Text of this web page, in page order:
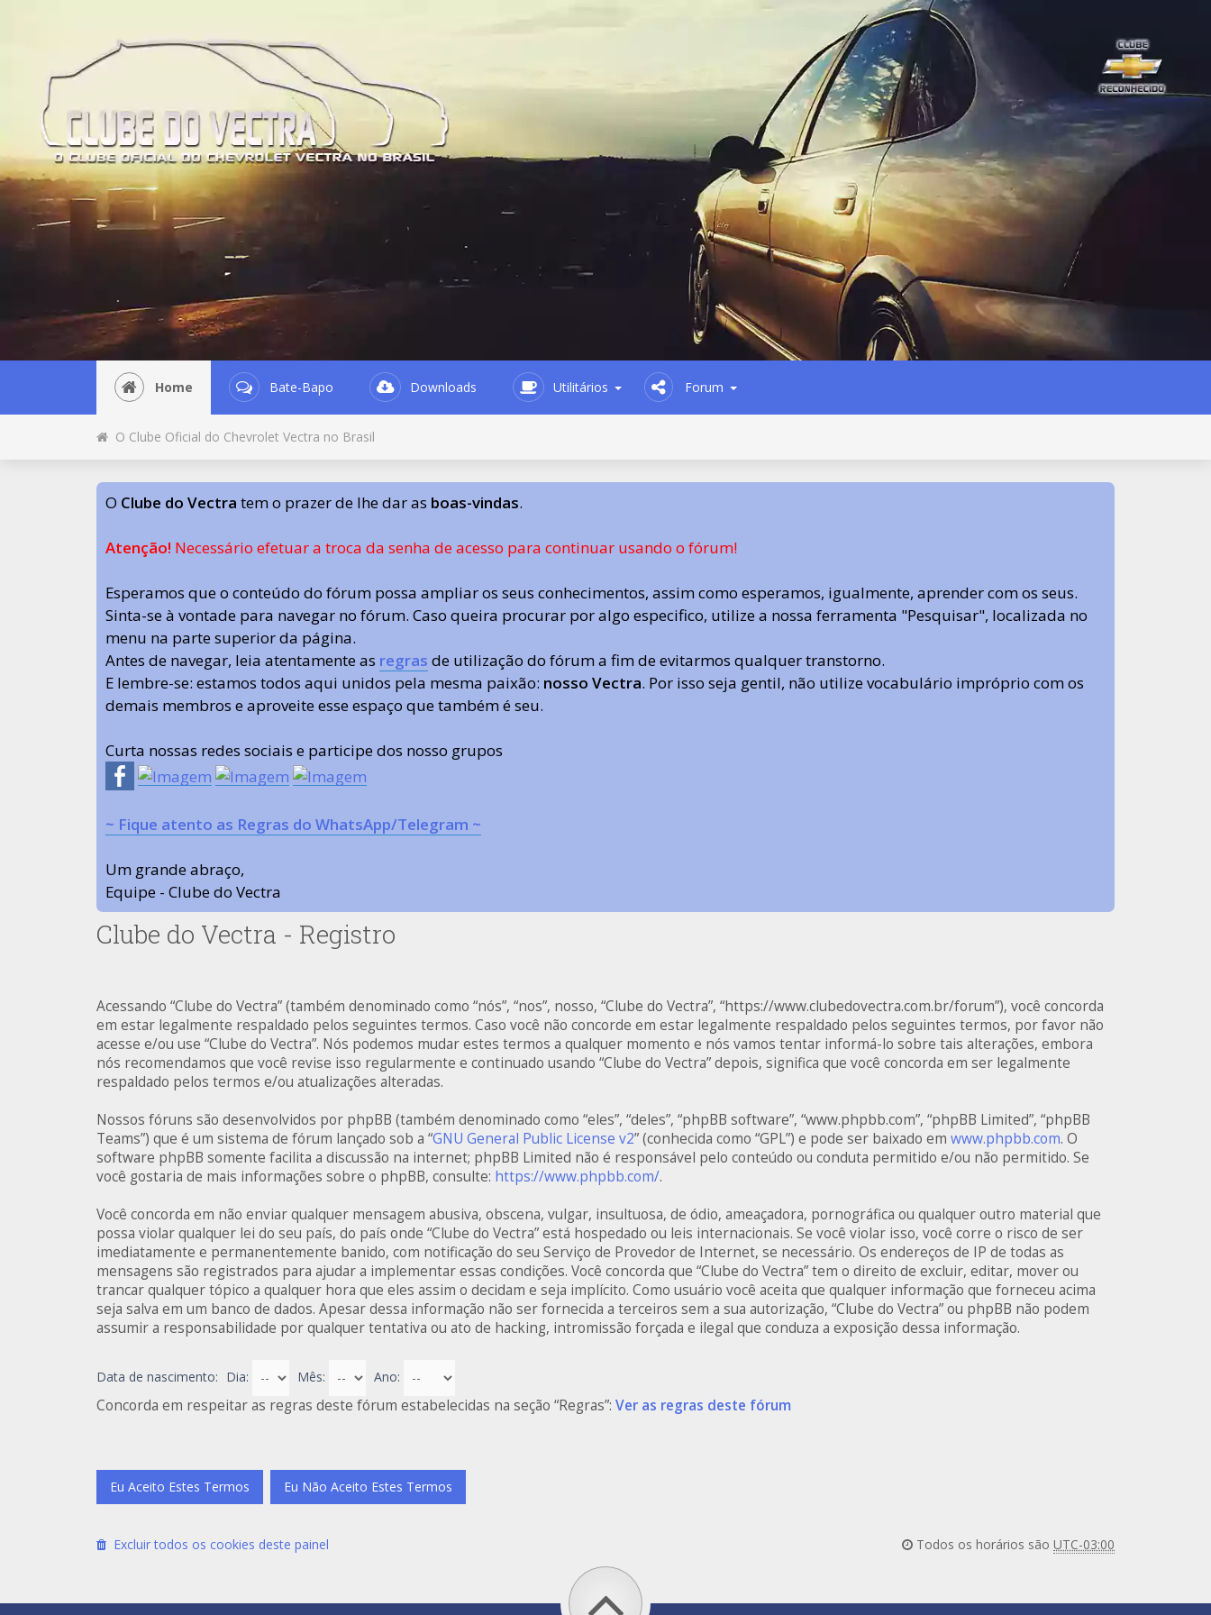
Home Bate-Bapo Downloads Utilitários Forum
O Clube Oficial do Chevrolet Vectra no Brasil
O Clube do Vectra tem o prazer de lhe dar as boas-vindas.
Atenção! Necessário efetuar a troca da senha de acesso para continuar usando o fórum!
Esperamos que o conteúdo do fórum possa ampliar os seus conhecimentos, assim como esperamos, igualmente, aprender com os seus.
Sinta-se à vontade para navegar no fórum. Caso queira procurar por algo especifico, utilize a nossa ferramenta "Pesquisar", localizada no
menu na parte superior da página.
Antes de navegar, leia atentamente as regras de utilização do fórum a fim de evitarmos qualquer transtorno.
E lembre-se: estamos todos aqui unidos pela mesma paixão: nosso Vectra. Por isso seja gentil, não utilize vocabulário impróprio com os
demais membros e aproveite esse espaço que também é seu.
Curta nossas redes sociais e participe dos nosso grupos
~ Fique atento as Regras do WhatsApp/Telegram ~
Um grande abraço,
Equipe - Clube do Vectra
Clube do Vectra - Registro
Acessando “Clube do Vectra” (também denominado como “nós”, “nos”, nosso, “Clube do Vectra”, “https://www.clubedovectra.com.br/forum”), você concorda
em estar legalmente respaldado pelos seguintes termos. Caso você não concorde em estar legalmente respaldado pelos seguintes termos, por favor não
acesse e/ou use “Clube do Vectra”. Nós podemos mudar estes termos a qualquer momento e nós vamos tentar informá-lo sobre tais alterações, embora
nós recomendamos que você revise isso regularmente e continuado usando “Clube do Vectra” depois, significa que você concorda em ser legalmente
respaldado pelos termos e/ou atualizações alteradas.
Nossos fóruns são desenvolvidos por phpBB (também denominado como “eles”, “deles”, “phpBB software”, “www.phpbb.com”, “phpBB Limited”, “phpBB
Teams”) que é um sistema de fórum lançado sob a “GNU General Public License v2” (conhecida como “GPL”) e pode ser baixado em www.phpbb.com. O
software phpBB somente facilita a discussão na internet; phpBB Limited não é responsável pelo conteúdo ou conduta permitido e/ou não permitido. Se
você gostaria de mais informações sobre o phpBB, consulte: https://www.phpbb.com/.
Você concorda em não enviar qualquer mensagem abusiva, obscena, vulgar, insultuosa, de ódio, ameaçadora, pornográfica ou qualquer outro material que
possa violar qualquer lei do seu país, do país onde “Clube do Vectra” está hospedado ou leis internacionais. Se você violar isso, você corre o risco de ser
imediatamente e permanentemente banido, com notificação do seu Serviço de Provedor de Internet, se necessário. Os endereços de IP de todas as
mensagens são registrados para ajudar a implementar essas condições. Você concorda que “Clube do Vectra” tem o direito de excluir, editar, mover ou
trancar qualquer tópico a qualquer hora que eles assim o decidam e seja implícito. Como usuário você aceita que qualquer informação que forneceu acima
seja salva em um banco de dados. Apesar dessa informação não ser fornecida a terceiros sem a sua autorização, “Clube do Vectra” ou phpBB não podem
assumir a responsabilidade por qualquer tentativa ou ato de hacking, intromissão forçada e ilegal que conduza a exposição dessa informação.
Data de nascimento: Dia: Mês: Ano:
Concorda em respeitar as regras deste fórum estabelecidas na seção “Regras”: Ver as regras deste fórum
Excluir todos os cookies deste painel Todos os horários são UTC-03:00